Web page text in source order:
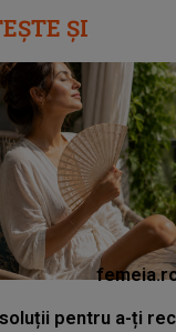
ȘI
pentru a-ți